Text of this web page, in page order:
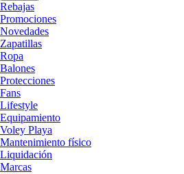
Rebajas
Promociones
Novedades
Zapatillas
Ropa
Balones
Protecciones
Fans
Lifestyle
Equipamiento
Voley Playa
Mantenimiento físico
Liquidación
Marcas